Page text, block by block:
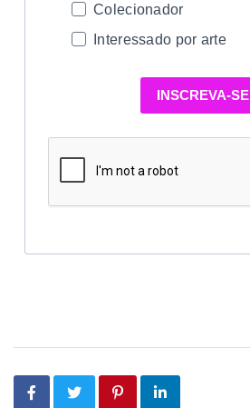
Colecionador
Interessado por arte
INSCREVA-SE